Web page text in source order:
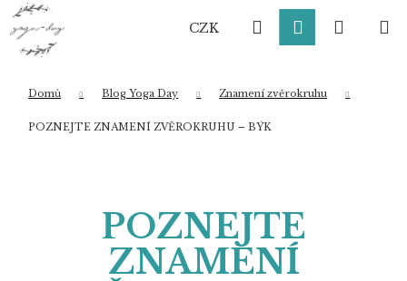
Přejít
obsah
CZK HledatPřihlášení
Domů Blog Yoga Day Znamení zvěrokruhu
POZNEJTE ZNAMENÍ ZVĚROKRUHU – BÝK
POZNEJTE
ZNAMENÍ
K
o
Zpět
Zpět
Co potřebujete najít?